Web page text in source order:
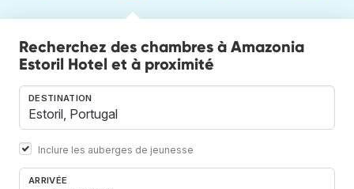
Recherchez des chambres à Amazonia
Estoril Hotel et à proximité
DESTINATION
Inclure les auberges de jeunesse
ARRIVÉE